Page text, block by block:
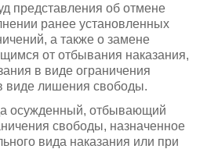
представления об отмене
ранее установленных
а также о замене
от отбывания наказания,
в виде ограничения
виде лишения свободы.
осужденный, отбывающий
свободы, назначенное
вида наказания или при